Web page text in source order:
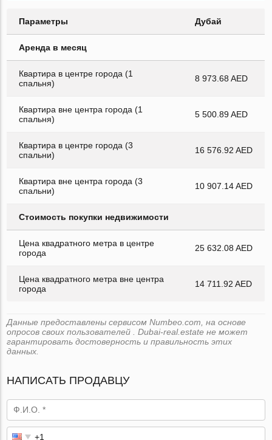
Параметры Дубай
Аренда в месяц
Квартира в центре города (1
спальня)
8 973.68 AED
Квартира вне центра города (1
спальня)
5 500.89 AED
Квартира в центре города (3
спальни)
16 576.92 AED
Квартира вне центра города (3
спальни)
10 907.14 AED
Стоимость покупки недвижимости
Цена квадратного метра в центре
города
25 632.08 AED
Цена квадратного метра вне центра
города
14 711.92 AED
Данные предоставлены сервисом Numbeo.com, на основе
опросов своих пользователей . Dubai-real.estate не может
гарантировать достоверность и правильность этих
данных.
НАПИСАТЬ ПРОДАВЦУ